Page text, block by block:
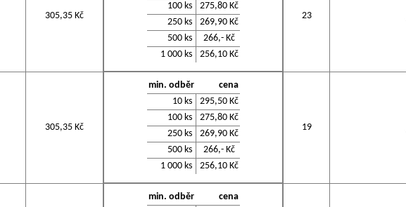
305,35 Kč
100 ks
275,80 Kč
250 ks
269,90 Kč
500 ks
266,- Kč
1 000 ks
256,10 Kč
23
305,35 Kč
min. odběr
cena
10 ks
295,50 Kč
100 ks
275,80 Kč
250 ks
269,90 Kč
500 ks
266,- Kč
1 000 ks
256,10 Kč
19
min. odběr
cena